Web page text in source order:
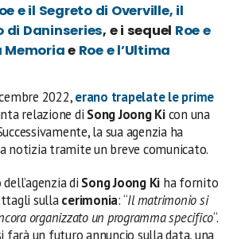
e il Segreto di Overville, il
di Daninseries, e i sequel Roe e
Memoriae Roe e l’Ultima
2022,erano trapelate le prime
relazione di Song Joong Kicon una
la sua agenzia ha
notizia tramite un breve comunicato.
di Song Joong Ki ha fornito
sullacerimonia: “Il matrimonio si
organizzato un programma specifico“.
farà un futuro annuncio sulla data, una